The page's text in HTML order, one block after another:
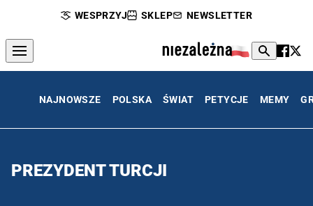
WESPRZYJ SKLEP NEWSLETTER
NAJNOWSZE POLSKA ŚWIAT PETYCJE MEMY
PREZYDENT TURCJI